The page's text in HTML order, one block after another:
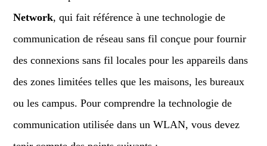
Network, qui fait référence à une technologie de
communication de réseau sans fil conçue pour fournir
des connexions sans fil locales pour les appareils dans
des zones limitées telles que les maisons, les bureaux
ou les campus. Pour comprendre la technologie de
communication utilisée dans un WLAN, vous devez